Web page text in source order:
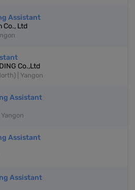
Assistant
Co., Ltd
Co.,Ltd
| Yangon
Assistant
Assistant
Assistant